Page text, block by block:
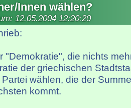
Innen wählen?
12.05.2004 12:20:20
"Demokratie", die nichts
der griechischen
wählen, die der
kommt.